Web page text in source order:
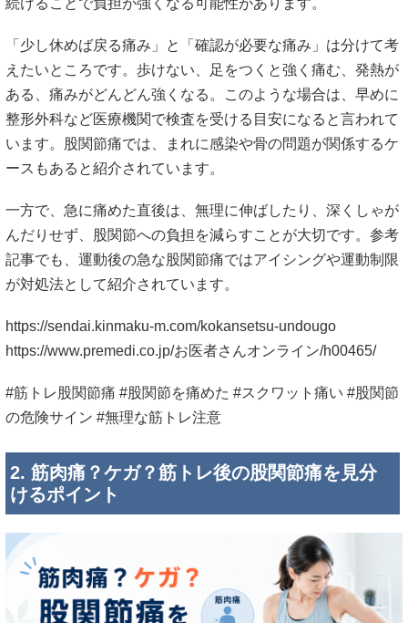
「少し休めば戻る痛み」と「確認が必要な痛み」は分けて考
えたいところです。歩けない、足をつくと強く痛む、発熱が
ある、痛みがどんどん強くなる。このような場合は、早めに
整形外科など医療機関で検査を受ける目安になると言われて
います。股関節痛では、まれに感染や骨の問題が関係するケ
ースもあると紹介されています。
一方で、急に痛めた直後は、無理に伸ばしたり、深くしゃが
んだりせず、股関節への負担を減らすことが大切です。参考
記事でも、運動後の急な股関節痛ではアイシングや運動制限
が対処法として紹介されています。
https://sendai.kinmaku-m.com/kokansetsu-undougo
https://www.premedi.co.jp/お医者さんオンライン/h00465/
#筋トレ股関節痛 #股関節を痛めた #スクワット痛い #股関節
の危険サイン #無理な筋トレ注意
2. 筋肉痛？ケガ？筋トレ後の股関節痛を見分
けるポイント